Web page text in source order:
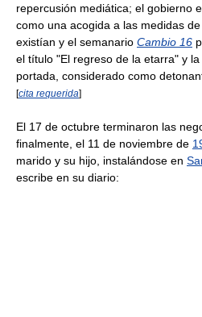
repercusión mediática; el gobierno
como una acogida a las medidas
existían y el semanario Cambio 16
el título "El regreso de la etarra" y
portada, considerado como
[cita requerida]
El 17 de octubre terminaron las
finalmente, el 11 de noviembre de
marido y su hijo, instalándose en
escribe en su diario: